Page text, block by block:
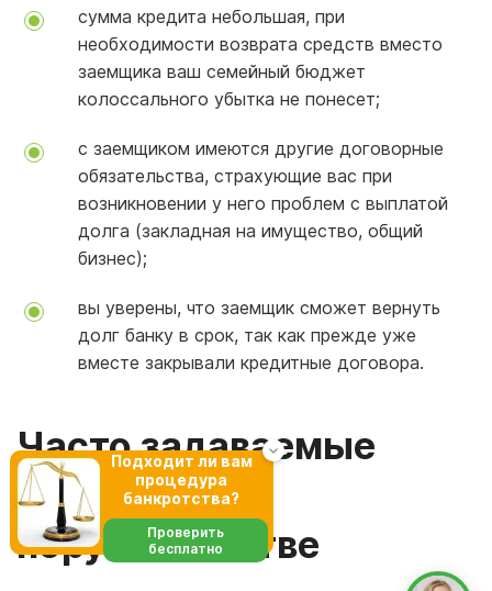
сумма кредита небольшая, при
необходимости возврата средств вместо
заемщика ваш семейный бюджет
колоссального убытка не понесет;
с заемщиком имеются другие договорные
обязательства, страхующие вас при
возникновении у него проблем с выплатой
долга (закладная на имущество, общий
бизнес);
вы уверены, что заемщик сможет вернуть
долг банку в срок, так как прежде уже
вместе закрывали кредитные договора.
Часто задаваемые
вопросы о
поручительстве
Подходит ли вам
процедура
банкротства?
Проверить
бесплатно